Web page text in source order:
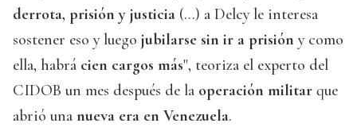
derrota, prisión y justicia (...) a Delcy le interesa
sostener eso y luego jubilarse sin ir a prisión y como
ella, habrá cien cargos más", teoriza el experto del
CIDOB un mes después de la operación militar que
abrió una nueva era en Venezuela.